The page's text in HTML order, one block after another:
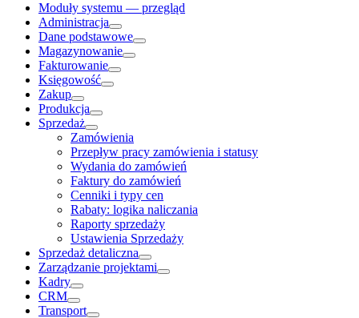
Moduły systemu — przegląd
Administracja
Dane podstawowe
Magazynowanie
Fakturowanie
Księgowość
Zakup
Produkcja
Sprzedaż
Zamówienia
Przepływ pracy zamówienia i statusy
Wydania do zamówień
Faktury do zamówień
Cenniki i typy cen
Rabaty: logika naliczania
Raporty sprzedaży
Ustawienia Sprzedaży
Sprzedaż detaliczna
Zarządzanie projektami
Kadry
CRM
Transport